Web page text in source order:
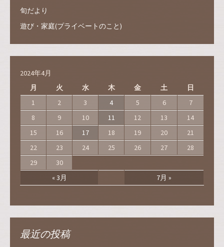
旬だより
遊び・家庭(プライベートのこと)
2024年4月
月
火 水 木 金 土 日
« 3月 7月 »
1 2 3 4 5 6
7
8
9 10 11 12 13
14
15
16 17 18 19 20
21
22
23 24 25 26 27
28
29
30
最近の投稿